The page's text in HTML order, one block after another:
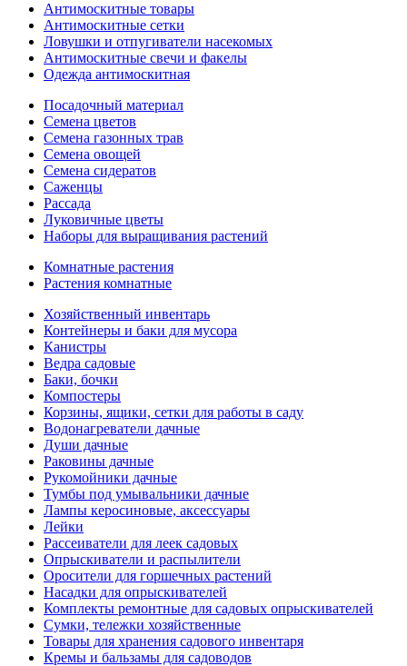
Антимоскитные товары
Антимоскитные сетки
Ловушки и отпугиватели насекомых
Антимоскитные свечи и факелы
Одежда антимоскитная
Посадочный материал
Семена цветов
Семена газонных трав
Семена овощей
Семена сидератов
Саженцы
Рассада
Луковичные цветы
Наборы для выращивания растений
Комнатные растения
Растения комнатные
Хозяйственный инвентарь
Контейнеры и баки для мусора
Канистры
Ведра садовые
Баки, бочки
Компостеры
Корзины, ящики, сетки для работы в саду
Водонагреватели дачные
Души дачные
Раковины дачные
Рукомойники дачные
Тумбы под умывальники дачные
Лампы керосиновые, аксессуары
Лейки
Рассеиватели для леек садовых
Опрыскиватели и распылители
Оросители для горшечных растений
Насадки для опрыскивателей
Комплекты ремонтные для садовых опрыскивателей
Сумки, тележки хозяйственные
Товары для хранения садового инвентаря
Кремы и бальзамы для садоводов